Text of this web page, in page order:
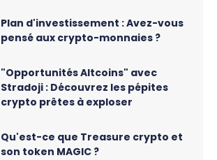
Plan d'investissement : Avez-vous
pensé aux crypto-monnaies ?
"Opportunités Altcoins" avec
Stradoji : Découvrez les pépites
crypto prêtes à exploser
Qu'est-ce que Treasure crypto et
son token MAGIC ?